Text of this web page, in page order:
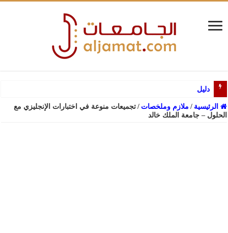
دليل القبول لبرامج الب
الرئيسية / ملازم وملخصات / تجميعات منوعة في اختبارات الإنجليزي مع
الحلول – جامعة الملك خالد